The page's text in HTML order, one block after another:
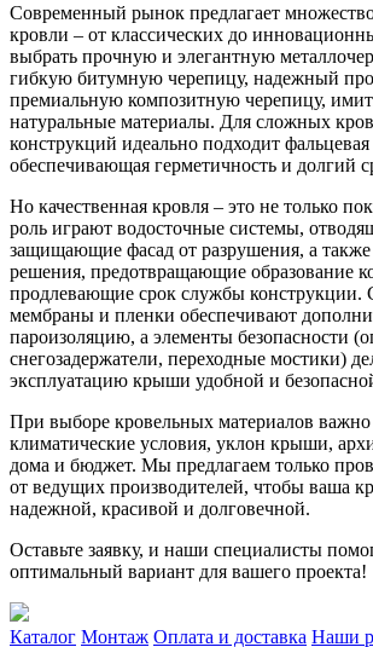
Современный рынок предлагает
кровли – от классических до
выбрать прочную и элегантную
гибкую битумную черепицу, надежный
премиальную композитную черепицу,
натуральные материалы. Для сложных
конструкций идеально подходит фальцевая
обеспечивающая герметичность и долгий
Но качественная кровля – это не только
роль играют водосточные системы,
защищающие фасад от разрушения, а
решения, предотвращающие образование
продлевающие срок службы конструкции.
мембраны и пленки обеспечивают
пароизоляцию, а элементы безопасности
снегозадержатели, переходные мостики)
эксплуатацию крыши удобной и
При выборе кровельных материалов
климатические условия, уклон крыши,
дома и бюджет. Мы предлагаем только
от ведущих производителей, чтобы ваша
надежной, красивой и долговечной.
Оставьте заявку, и наши специалисты
оптимальный вариант для вашего проекта!
Каталог Монтаж Оплата и доставка Наши